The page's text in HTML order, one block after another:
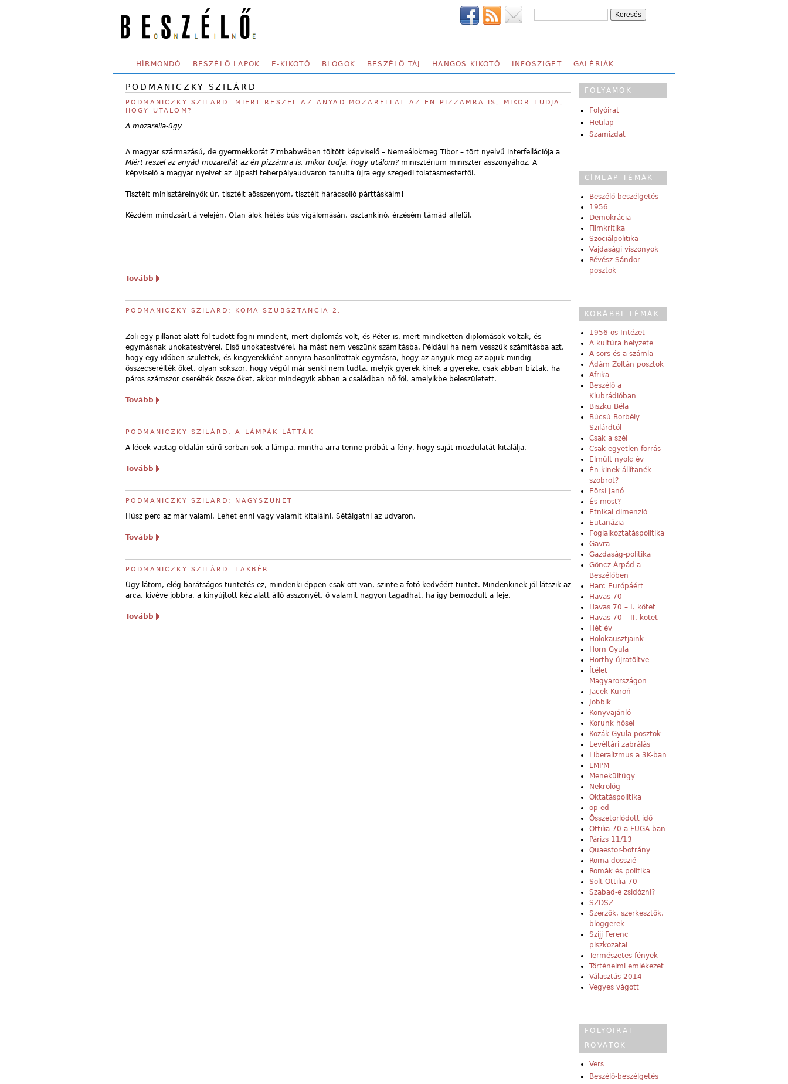
SECONDARY MENU
HÍRMONDÓ BESZÉLŐ LAPOK E-KIKÖTŐ BLOGOK BESZÉLŐ TÁJ HANGOS KIKÖTŐ INFOSZIGET GALÉRIÁK
PODMANICZKY SZILÁRD
PODMANICZKY SZILÁRD: MIÉRT RESZEL AZ ANYÁD MOZARELLÁT AZ ÉN PIZZÁMRA IS, MIKOR TUDJA,
HOGY UTÁLOM?
A mozarella-ügy
A magyar származású, de gyermekkorát Zimbabwében töltött képviselő – Nemeálokmeg Tibor – tört nyelvű interfellációja a
Miért reszel az anyád mozarellát az én pizzámra is, mikor tudja, hogy utálom? minisztérium miniszter asszonyához. A
képviselő a magyar nyelvet az újpesti teherpályaudvaron tanulta újra egy szegedi tolatásmestertől.
Tisztélt minisztárelnyök úr, tisztélt aösszenyom, tisztélt hárácsolló párttáskáim!
Kézdém míndzsárt á velején. Otan álok hétés bús vígálomásán, osztankinó, érzésém támád alfelül.
Tovább
PODMANICZKY SZILÁRD: KÓMA SZUBSZTANCIA 2.
Zoli egy pillanat alatt föl tudott fogni mindent, mert diplomás volt, és Péter is, mert mindketten diplomások voltak, és
egymásnak unokatestvérei. Első unokatestvérei, ha mást nem veszünk számításba. Például ha nem vesszük számításba azt,
hogy egy időben születtek, és kisgyerekként annyira hasonlítottak egymásra, hogy az anyjuk meg az apjuk mindig
összecserélték őket, olyan sokszor, hogy végül már senki nem tudta, melyik gyerek kinek a gyereke, csak abban bíztak, ha
páros számszor cserélték össze őket, akkor mindegyik abban a családban nő föl, amelyikbe beleszületett.
Tovább
PODMANICZKY SZILÁRD: A LÁMPÁK LÁTTÁK
A lécek vastag oldalán sűrű sorban sok a lámpa, mintha arra tenne próbát a fény, hogy saját mozdulatát kitalálja.
Tovább
PODMANICZKY SZILÁRD: NAGYSZÜNET
Húsz perc az már valami. Lehet enni vagy valamit kitalálni. Sétálgatni az udvaron.
Tovább
PODMANICZKY SZILÁRD: LAKBÉR
Úgy látom, elég barátságos tüntetés ez, mindenki éppen csak ott van, szinte a fotó kedvéért tüntet. Mindenkinek jól látszik az
arca, kivéve jobbra, a kinyújtott kéz alatt álló asszonyét, ő valamit nagyon tagadhat, ha így bemozdult a feje.
Tovább
FOLYAMOK
Folyóirat
Hetilap
Szamizdat
CÍMLAP TÉMÁK
Beszélő-beszélgetés
1956
Demokrácia
Filmkritika
Szociálpolitika
Vajdasági viszonyok
Révész Sándor
posztok
KORÁBBI TÉMÁK
1956-os Intézet
A kultúra helyzete
A sors és a számla
Ádám Zoltán posztok
Afrika
Beszélő a
Klubrádióban
Biszku Béla
Búcsú Borbély
Szilárdtól
Csak a szél
Csak egyetlen forrás
Elmúlt nyolc év
Én kinek állítanék
szobrot?
Eörsi Janó
És most?
Etnikai dimenzió
Eutanázia
Foglalkoztatáspolitika
Gavra
Gazdaság-politika
Göncz Árpád a
Beszélőben
Harc Európáért
Havas 70
Havas 70 – I. kötet
Havas 70 – II. kötet
Hét év
Holokausztjaink
Horn Gyula
Horthy újratöltve
Ítélet
Magyarországon
Jacek Kuroń
Jobbik
Könyvajánló
Korunk hősei
Kozák Gyula posztok
Levéltári zabrálás
Liberalizmus a 3K-ban
LMPM
Menekültügy
Nekrológ
Oktatáspolitika
op-ed
Összetorlódott idő
Ottilia 70 a FUGA-ban
Párizs 11/13
Quaestor-botrány
Roma-dosszié
Romák és politika
Solt Ottilia 70
Szabad-e zsidózni?
SZDSZ
Szerzők, szerkesztők,
bloggerek
Szijj Ferenc
piszkozatai
Természetes fények
Történelmi emlékezet
Választás 2014
Vegyes vágott
FOLYÓIRAT
ROVATOK
Vers
Beszélő-beszélgetés